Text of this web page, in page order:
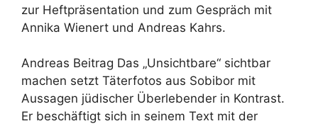
zur Heftpräsentation und zum Gespräch mit
Annika Wienert und Andreas Kahrs.
Andreas Beitrag Das „Unsichtbare“ sichtbar
machen setzt Täterfotos aus Sobibor mit
Aussagen jüdischer Überlebender in Kontrast.
Er beschäftigt sich in seinem Text mit der